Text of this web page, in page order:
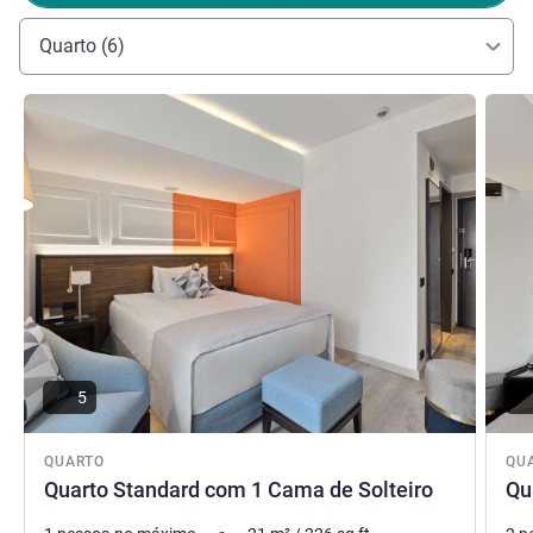
Quarto (6)
QUARTO
Quarto Standard com 1 Cama de Solteiro
Ver detalhes
5
Ver